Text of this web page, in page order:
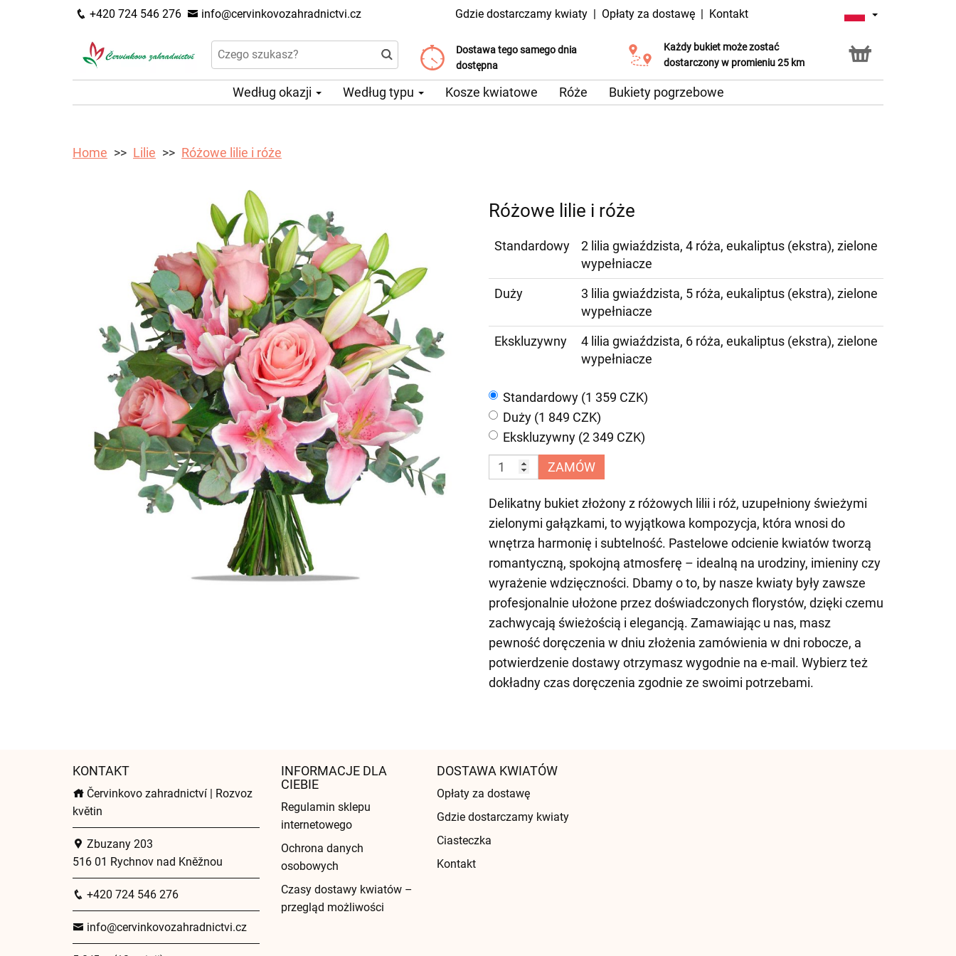
+420 724 546 276 info@cervinkovozahradnictvi.cz Gdzie dostarczamy kwiaty | Opłaty za dostawę | Kontakt
Dostawa tego samego dnia
dostępna
Koszt dostawy już od 99 CZK
Wybierz datę dostawy
Każdy bukiet może zostać
dostarczony w promieniu 25 km
Usługa Click & Collect
Według okazji Według typu Kosze kwiatowe Róże Bukiety pogrzebowe
Home Lilie Różowe lilie i róże
Różowe lilie i róże
Standardowy
2 lilia gwiaździsta, 4 róża, eukaliptus (ekstra), zielone
wypełniacze
Duży
3 lilia gwiaździsta, 5 róża, eukaliptus (ekstra), zielone
wypełniacze
Ekskluzywny
4 lilia gwiaździsta, 6 róża, eukaliptus (ekstra), zielone
wypełniacze
Standardowy (1 359 CZK)
Duży (1 849 CZK)
Ekskluzywny (2 349 CZK)
ZAMÓW
Delikatny bukiet złożony z różowych lilii i róż, uzupełniony świeżymi
zielonymi gałązkami, to wyjątkowa kompozycja, która wnosi do
wnętrza harmonię i subtelność. Pastelowe odcienie kwiatów tworzą
romantyczną, spokojną atmosferę – idealną na urodziny, imieniny czy
wyrażenie wdzięczności. Dbamy o to, by nasze kwiaty były zawsze
profesjonalnie ułożone przez doświadczonych florystów, dzięki czemu
zachwycają świeżością i elegancją. Zamawiając u nas, masz
pewność doręczenia w dniu złożenia zamówienia w dni robocze, a
potwierdzenie dostawy otrzymasz wygodnie na e-mail. Wybierz też
dokładny czas doręczenia zgodnie ze swoimi potrzebami.
KONTAKT
Červinkovo zahradnictví | Rozvoz
květin
Zbuzany 203
516 01 Rychnov nad Kněžnou
+420 724 546 276
info@cervinkovozahradnictvi.cz
INFORMACJE DLA
CIEBIE
Regulamin sklepu
internetowego
Ochrona danych
osobowych
Czasy dostawy kwiatów –
przegląd możliwości
DOSTAWA KWIATÓW
Opłaty za dostawę
Gdzie dostarczamy kwiaty
Ciasteczka
Kontakt